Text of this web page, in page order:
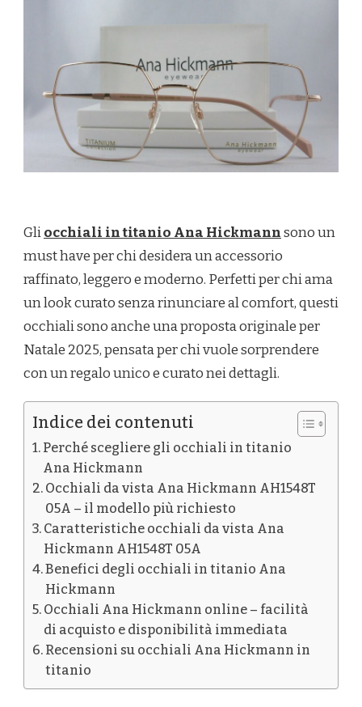
Gliocchiali in titanio Ana Hickmannsono un
must have per chi desidera un accessorio
raffinato, leggero e moderno. Perfetti per chi ama
un look curato senza rinunciare al comfort, questi
occhiali sono anche una proposta originale per
Natale 2025, pensata per chi vuole sorprendere
con un regalo unico e curato nei dettagli.
Indice dei contenuti
Perché scegliere gli occhiali in titanio
Ana Hickmann
Occhiali da vista Ana Hickmann AH1548T
05A – il modello più richiesto
Caratteristiche occhiali da vista Ana
Hickmann AH1548T 05A
Benefici degli occhiali in titanio Ana
Hickmann
Occhiali Ana Hickmann online – facilità
di acquisto e disponibilità immediata
Recensioni su occhiali Ana Hickmann in
titanio